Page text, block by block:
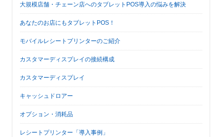
大規模店舗・チェーン店へのタブレットPOS導入の悩みを解決
あなたのお店にもタブレットPOS！
モバイルレシートプリンターのご紹介
カスタマーディスプレイの接続構成
カスタマーディスプレイ
キャッシュドロアー
オプション・消耗品
レシートプリンター「導入事例」